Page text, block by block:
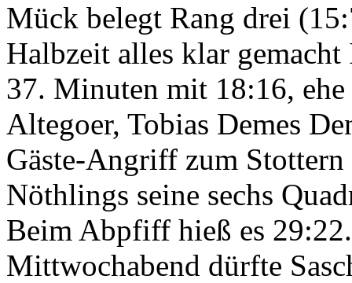
Mück belegt Rang drei
Halbzeit alles klar
37. Minuten mit 18:16,
Altegoer, Tobias Demes
Gäste-Angriff zum
Nöthlings seine sechs
Beim Abpfiff hieß es
Mittwochabend dürfte